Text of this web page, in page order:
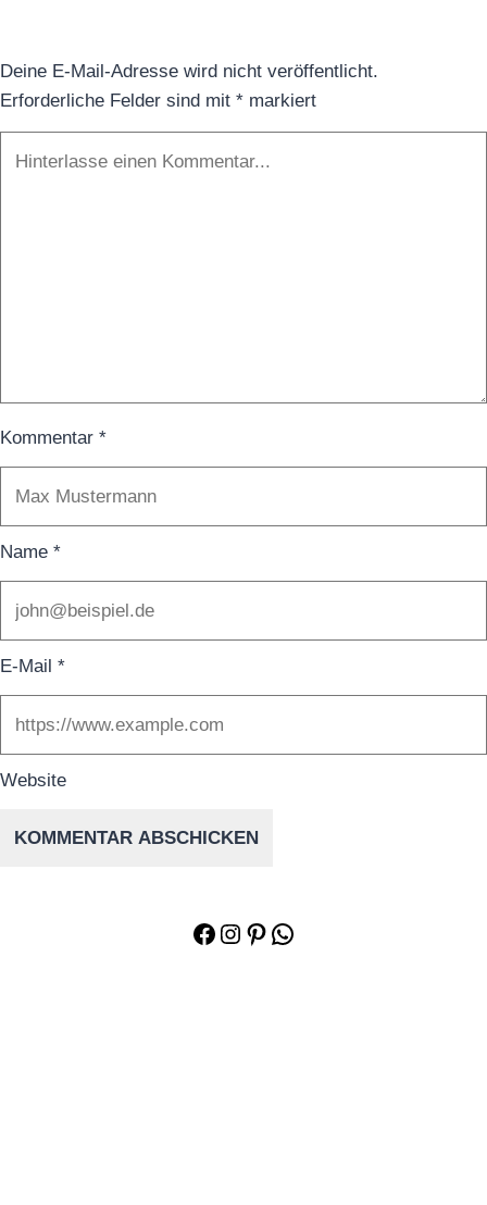
Deine E-Mail-Adresse wird nicht veröffentlicht.
Erforderliche Felder sind mit * markiert
Kommentar *
Name *
E-Mail *
Website
Facebook
Instagram
Pinterest
WhatsApp